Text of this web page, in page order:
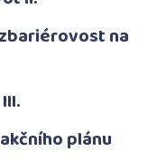
na
plánu